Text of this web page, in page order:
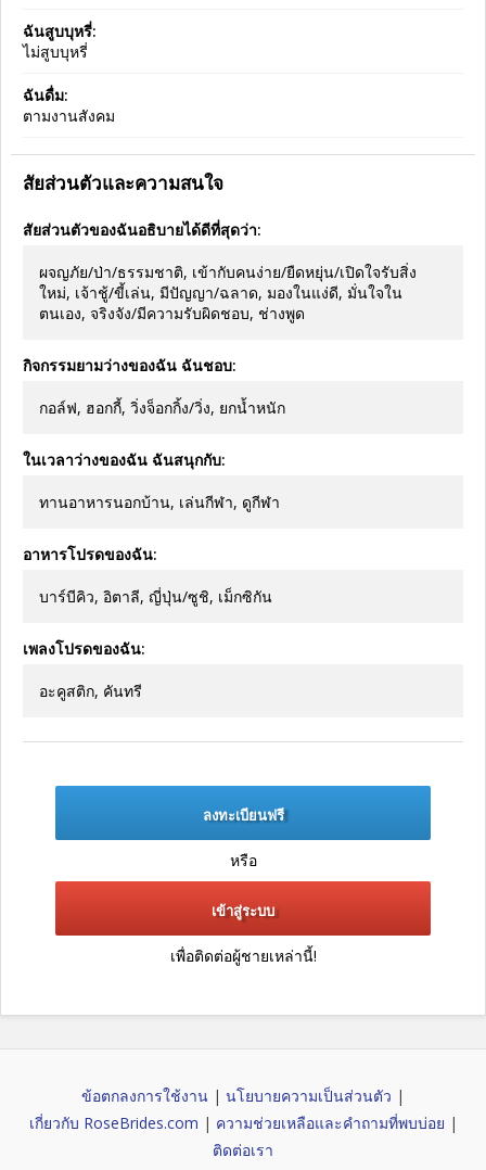
ฉันสูบบุหรี่:
ไม่สูบบุหรี่
ฉันดื่ม:
ตามงานสังคม
สัยส่วนตัวและความสนใจ
สัยส่วนตัวของฉันอธิบายได้ดีที่สุดว่า:
ผจญภัย/ป่า/ธรรมชาติ, เข้ากับคนง่าย/ยืดหยุ่น/เปิดใจรับสิ่ง
ใหม่, เจ้าชู้/ขี้เล่น, มีปัญญา/ฉลาด, มองในแง่ดี, มั่นใจใน
ตนเอง, จริงจัง/มีความรับผิดชอบ, ช่างพูด
กิจกรรมยามว่างของฉัน ฉันชอบ:
กอล์ฟ, ฮอกกี้, วิ่งจ็อกกิ้ง/วิ่ง, ยกน้ำหนัก
ในเวลาว่างของฉัน ฉันสนุกกับ:
ทานอาหารนอกบ้าน, เล่นกีฬา, ดูกีฬา
อาหารโปรดของฉัน:
บาร์บีคิว, อิตาลี, ญี่ปุ่น/ซูชิ, เม็กซิกัน
เพลงโปรดของฉัน:
อะคูสติก, คันทรี
ลงทะเบียนฟรี
หรือ
เข้าสู่ระบบ
เพื่อติดต่อผู้ชายเหล่านี้!
ข้อตกลงการใช้งาน | นโยบายความเป็นส่วนตัว |
เกี่ยวกับ RoseBrides.com | ความช่วยเหลือและคำถามที่พบบ่อย |
ติดต่อเรา